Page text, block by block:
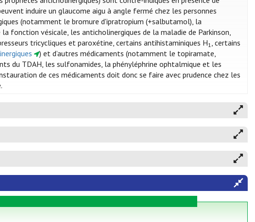
induire un glaucome aigu à angle fermé chez les personnes
(notamment le bromure d'ipratropium (+salbutamol), la
fonction vésicale, les anticholinergiques de la maladie de Parkinson,
tricycliques et paroxétine, certains antihistaminiques H1, certains
) et d’autres médicaments (notamment le topiramate,
du TDAH, les sulfonamides, la phényléphrine ophtalmique et les
de ces médicaments doit donc se faire avec prudence chez les